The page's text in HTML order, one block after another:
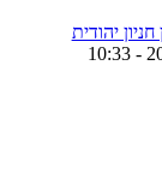
יהודית